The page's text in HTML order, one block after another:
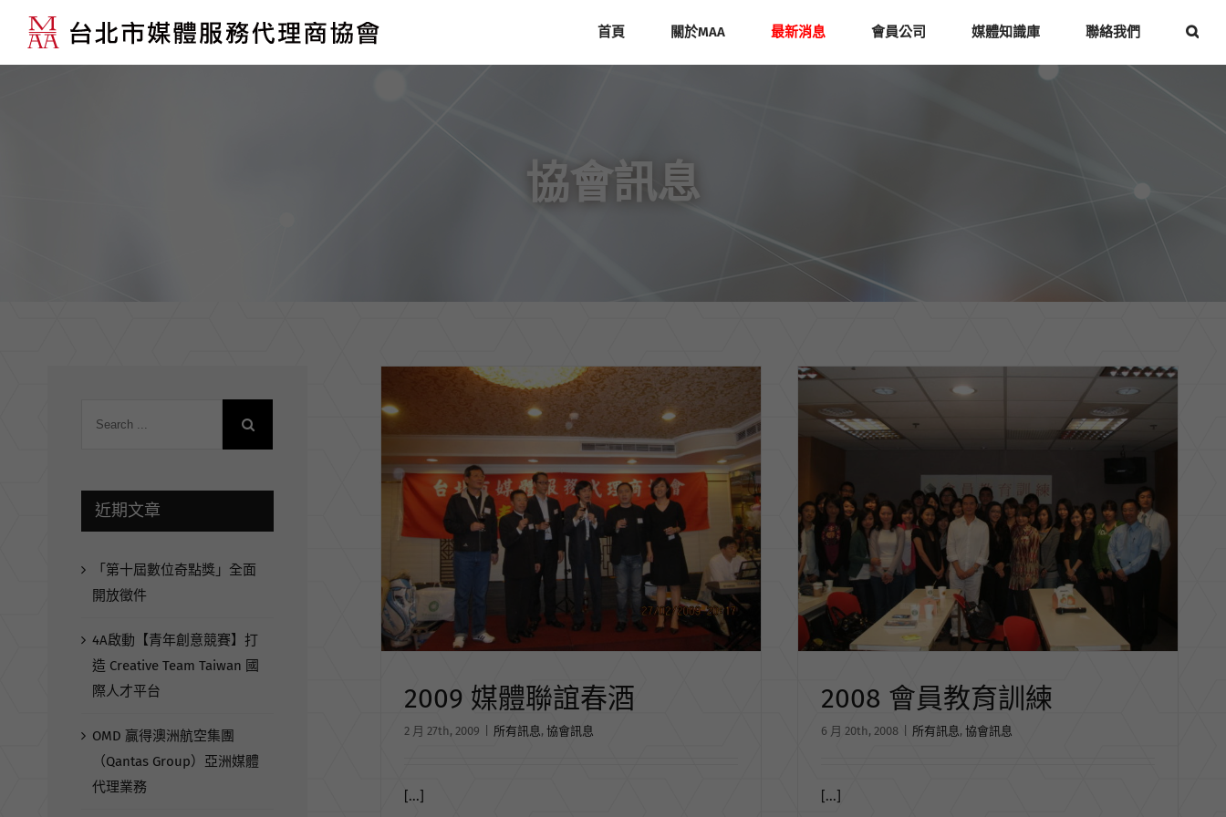
首頁 關於MAA 最新消息 會員公司 媒體知識庫 聯絡我們
協會訊息
2009 媒體聯誼春酒
2 月 27th, 2009 所有訊息 ,協會訊息
[...]
2008 會員教育訓練
6 月 20th, 2008 所有訊息 ,協會訊息
[...]
近期文章
「第十屆數位奇點獎」全面
開放徵件
4A啟動【青年創意競賽】打
造 Creative Team Taiwan 國
際人才平台
OMD 贏得澳洲航空集團
（Qantas Group）亞洲媒體
代理業務